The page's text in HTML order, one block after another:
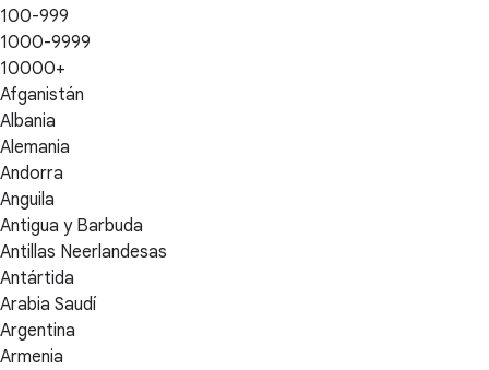
100-999
1000-9999
10000+
Afganistán
Albania
Alemania
Andorra
Anguila
Antigua y Barbuda
Antillas Neerlandesas
Antártida
Arabia Saudí
Argentina
Armenia